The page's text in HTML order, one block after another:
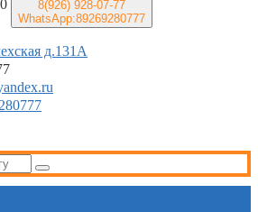
8(926) 928-07-77
WhatsApp:89269280777
д.131А